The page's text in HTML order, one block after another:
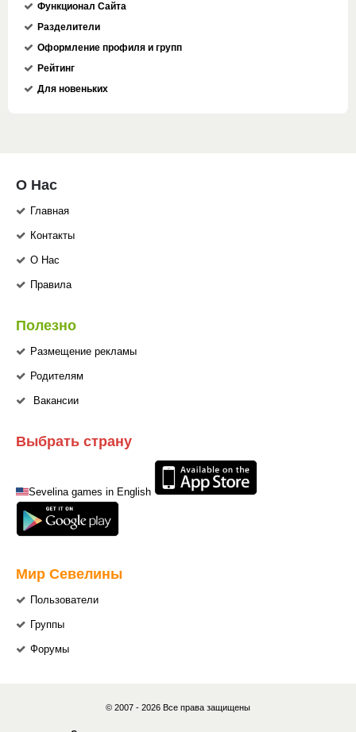
Функционал Сайта
Разделители
Оформление профиля и групп
Рейтинг
Для новеньких
О Нас
Главная
Контакты
О Нас
Правила
Полезно
Размещение рекламы
Родителям
Вакансии
Выбрать страну
Sevelina games in English
Мир Севелины
Пользователи
Группы
Форумы
© 2007 - 2026 Все права защищены